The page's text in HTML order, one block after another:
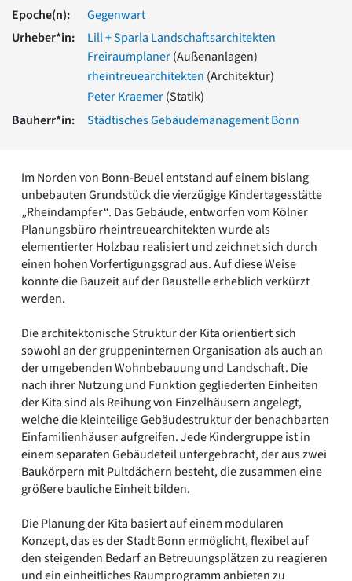
Romanik
Vorromanik
Römische Antike
Über baukunst-nrw
Fachbeirat
Freunde & Förderer
Datenschutz
Suchbegriff eingeben
Epoche(n):
Gegenwart
Urheber*in:
Lill + Sparla Landschaftsarchitekten
Freiraumplaner(Außenanlagen)
rheintreuearchitekten (Architektur)
Peter Kraemer(Statik)
Bauherr*in:
Städtisches Gebäudemanagement Bonn
Im Norden von Bonn-Beuel entstand auf einem bislang
unbebauten Grundstück die vierzügige Kindertagesstätte
„Rheindampfer“. Das Gebäude, entworfen vom Kölner
Planungsbüro rheintreuearchitekten wurde als
elementierter Holzbau realisiert und zeichnet sich durch
einen hohen Vorfertigungsgrad aus. Auf diese Weise
konnte die Bauzeit auf der Baustelle erheblich verkürzt
werden.
Die architektonische Struktur der Kita orientiert sich
sowohl an der gruppeninternen Organisation als auch an
der umgebenden Wohnbebauung und Landschaft. Die
nach ihrer Nutzung und Funktion gegliederten Einheiten
der Kita sind als Reihung von Einzelhäusern angelegt,
welche die kleinteilige Gebäudestruktur der benachbarten
Einfamilienhäuser aufgreifen. Jede Kindergruppe ist in
einem separaten Gebäudeteil untergebracht, der aus zwei
Baukörpern mit Pultdächern besteht, die zusammen eine
größere bauliche Einheit bilden.
Die Planung der Kita basiert auf einem modularen
Konzept, das es der Stadt Bonn ermöglicht, flexibel auf
den steigenden Bedarf an Betreuungsplätzen zu reagieren
und ein einheitliches Raumprogramm anbieten zu